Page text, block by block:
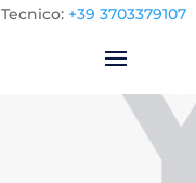
Tecnico: +39 3703379107